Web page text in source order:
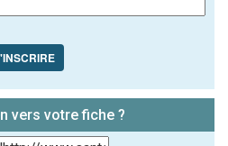
vers votre fiche ?